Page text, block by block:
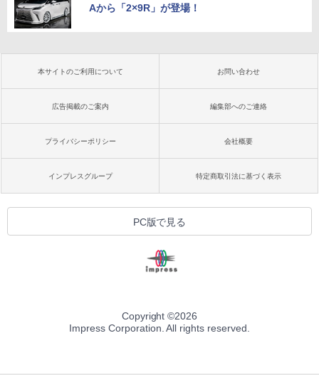
Aから「2×9R」が登場！
本サイトのご利用について お問い合わせ
広告掲載のご案内 編集部へのご連絡
プライバシーポリシー 会社概要
インプレスグループ 特定商取引法に基づく表示
PC版で見る
Copyright ©2026
Impress Corporation. All rights reserved.